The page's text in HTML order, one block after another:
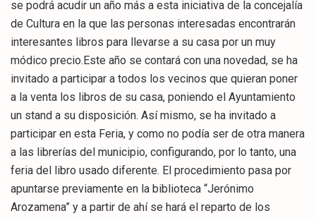
se podrá acudir un año más a esta iniciativa de la concejalía
de Cultura en la que las personas interesadas encontrarán
interesantes libros para llevarse a su casa por un muy
módico precio.Este año se contará con una novedad, se ha
invitado a participar a todos los vecinos que quieran poner
a la venta los libros de su casa, poniendo el Ayuntamiento
un stand a su disposición. Así mismo, se ha invitado a
participar en esta Feria, y como no podía ser de otra manera
a las librerías del municipio, configurando, por lo tanto, una
feria del libro usado diferente. El procedimiento pasa por
apuntarse previamente en la biblioteca “Jerónimo
Arozamena” y a partir de ahí se hará el reparto de los